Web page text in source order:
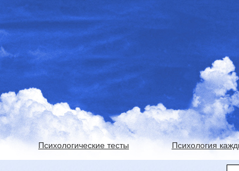
Психологические тесты Психология